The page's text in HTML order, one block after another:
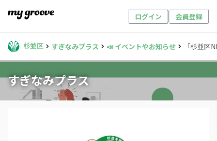
ログイン 会員登録
杉並区 すぎなみプラス 📣 イベントやお知らせ 「杉並区
すぎなみプラス